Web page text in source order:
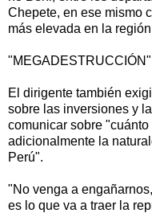
Chepete, en ese mismo
más elevada en la
"MEGADESTRUCCIÓN"
El dirigente también
sobre las inversiones y
comunicar sobre
adicionalmente la
Perú".
"No venga a
es lo que va a traer la